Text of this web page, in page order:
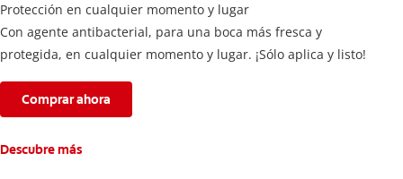
Protección en cualquier momento y lugar
Con agente antibacterial, para una boca más fresca y
protegida, en cualquier momento y lugar. ¡Sólo aplica y listo!
Comprar ahora
Descubre más